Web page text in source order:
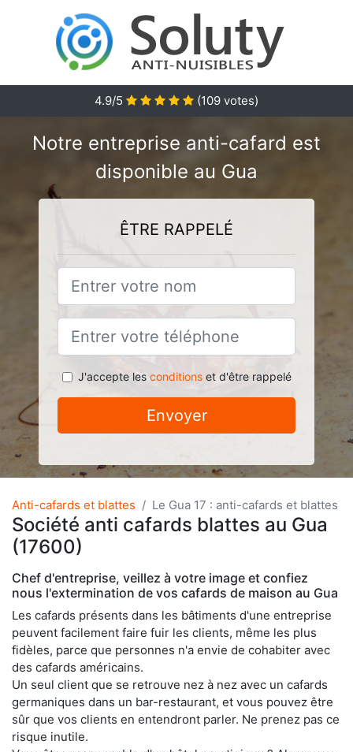
4.9/5 (109 votes)
Notre entreprise anti-cafard est
disponible au Gua
ÊTRE RAPPELÉ
J'accepte les conditionset d'être rappelé
Envoyer
Anti-cafards et blattes Le Gua 17 : anti-cafards et blattes
Société anti cafards blattes au Gua
(17600)
Chef d'entreprise, veillez à votre image et confiez
nous l'extermination de vos cafards de maison au Gua
Les cafards présents dans les bâtiments d'une entreprise
peuvent facilement faire fuir les clients, même les plus
fidèles, parce que personnes n'a envie de cohabiter avec
des cafards américains.
Un seul client que se retrouve nez à nez avec un cafards
germaniques dans un bar-restaurant, et vous pouvez être
sûr que vos clients en entendront parler. Ne prenez pas ce
risque inutile.